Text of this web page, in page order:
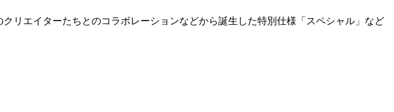
リエイターたちとのコラボレーションなどから誕生した特別仕様「スペシャル」など